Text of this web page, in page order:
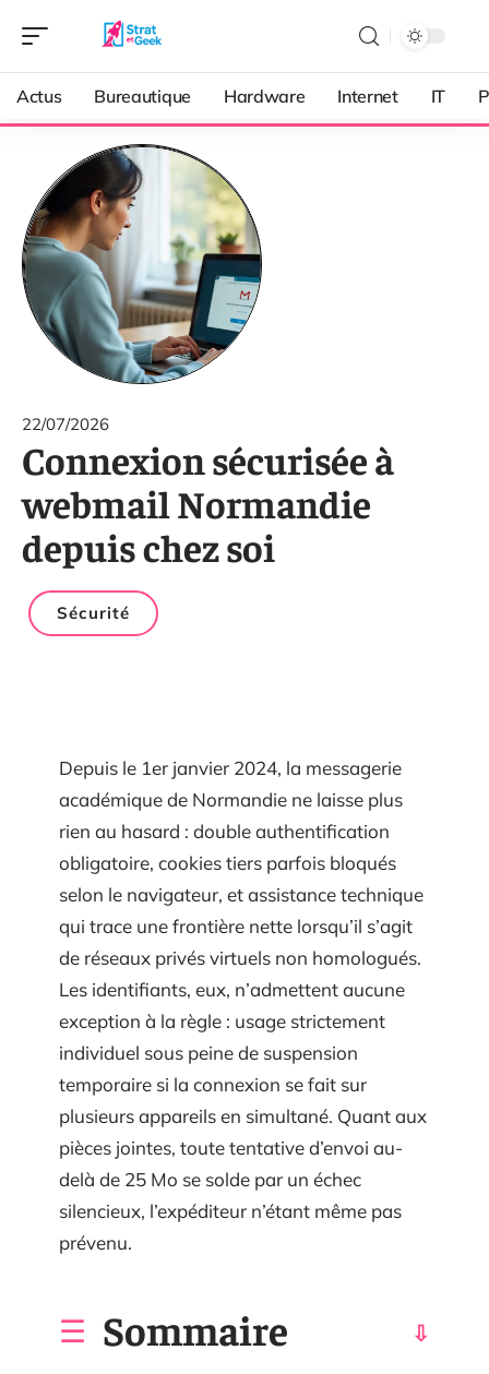
Actus Bureautique Hardware Internet IT
22/07/2026
Connexion sécurisée à
webmail Normandie
depuis chez soi
Sécurité
Depuis le 1er janvier 2024, la messagerie
académique de Normandie ne laisse plus
rien au hasard : double authentification
obligatoire, cookies tiers parfois bloqués
selon le navigateur, et assistance technique
qui trace une frontière nette lorsqu’il s’agit
de réseaux privés virtuels non homologués.
Les identifiants, eux, n’admettent aucune
exception à la règle : usage strictement
individuel sous peine de suspension
temporaire si la connexion se fait sur
plusieurs appareils en simultané. Quant aux
pièces jointes, toute tentative d’envoi au-
delà de 25 Mo se solde par un échec
silencieux, l’expéditeur n’étant même pas
prévenu.
Sommaire